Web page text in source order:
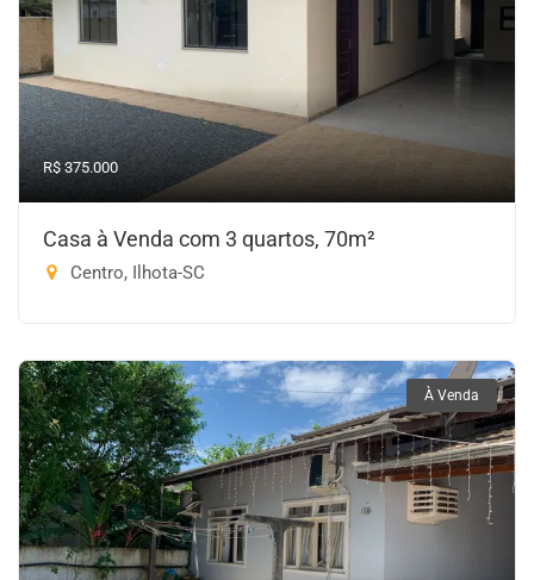
R$ 375.000
Casa à Venda com 3 quartos, 70m²
Centro, Ilhota-SC
À Venda